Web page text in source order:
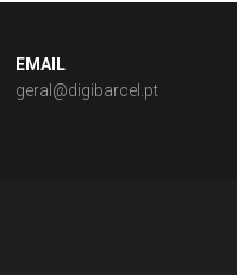
EMAIL
geral@digibarcel.pt